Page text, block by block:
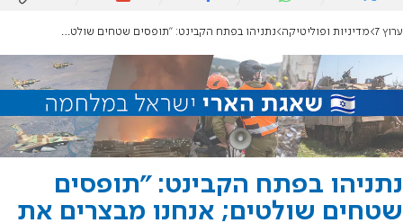
ערוץ 7 מדיניות ופוליטיקה נתניהו בפתח הקבינט: "תופסים שטחים שולטים; אנחנו מבצרים את רצועת הביטחון"
נתניהו בפתח הקבינט: "תופסים
שטחים שולטים; אנחנו מבצרים את